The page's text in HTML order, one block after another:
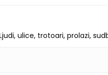
ulice, trotoari, prolazi,